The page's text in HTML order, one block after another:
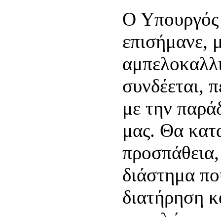
Ο Υπουργός
επισήμανε,
συνδέεται,
με την
μας. Θα
διάστημα
διατήρηση